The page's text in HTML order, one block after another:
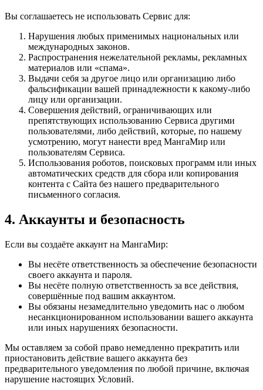
Вы соглашаетесь не использовать Сервис для:
Нарушения любых применимых национальных или
международных законов.
Распространения нежелательной рекламы, рекламных
материалов или «спама».
Выдачи себя за другое лицо или организацию либо
фальсификации вашей принадлежности к какому-либо
лицу или организации.
Совершения действий, ограничивающих или
препятствующих использованию Сервиса другими
пользователями, либо действий, которые, по нашему
усмотрению, могут нанести вред МангаМир или
пользователям Сервиса.
Использования роботов, поисковых программ или иных
автоматических средств для сбора или копирования
контента с Сайта без нашего предварительного
письменного согласия.
4. Аккаунты и безопасность
Если вы создаёте аккаунт на МангаМир:
Вы несёте ответственность за обеспечение безопасности
своего аккаунта и пароля.
Вы несёте полную ответственность за все действия,
совершённые под вашим аккаунтом.
Вы обязаны незамедлительно уведомить нас о любом
несанкционированном использовании вашего аккаунта
или иных нарушениях безопасности.
Мы оставляем за собой право немедленно прекратить или
приостановить действие вашего аккаунта без
предварительного уведомления по любой причине, включая
нарушение настоящих Условий.